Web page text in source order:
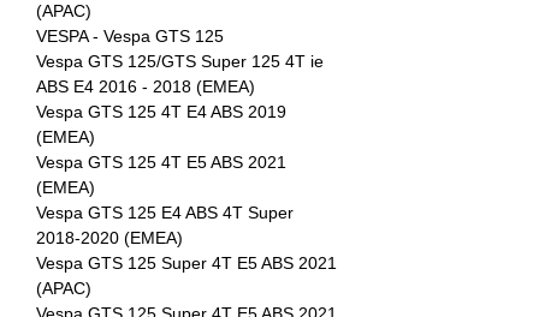
(APAC)
VESPA - Vespa GTS 125
Vespa GTS 125/GTS Super 125 4T ie
ABS E4 2016 - 2018 (EMEA)
Vespa GTS 125 4T E4 ABS 2019
(EMEA)
Vespa GTS 125 4T E5 ABS 2021
(EMEA)
Vespa GTS 125 E4 ABS 4T Super
2018-2020 (EMEA)
Vespa GTS 125 Super 4T E5 ABS 2021
(APAC)